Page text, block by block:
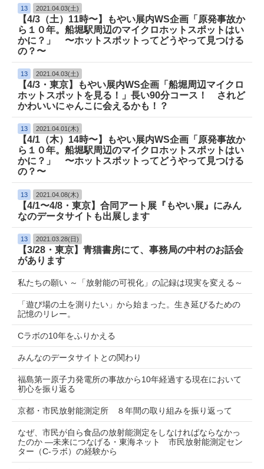
13 2021.04.03(土)
【4/3（土）11時〜】もやい展内WS企画「原発事故か
ら１０年。船堀駅周辺のマイクロホットスポットはい
かに？」 〜ホットスポットってどうやって見つける
の？〜
13 2021.04.03(土)
【4/3・東京】もやい展内WS企画「船堀周辺マイクロ
ホットスポットを見る！」長い90分コース！ されど
かわいいにゃんこに会えるかも！？
13 2021.04.01(木)
【4/1（木）14時〜】もやい展内WS企画「原発事故か
ら１０年。船堀駅周辺のマイクロホットスポットはい
かに？」 〜ホットスポットってどうやって見つける
の？〜
13 2021.04.08(木)
【4/1〜4/8・東京】合同アート展『もやい展』にみん
なのデータサイトも出展します
13 2021.03.28(日)
【3/28・東京】青猫書房にて、事務局の中村のお話会
があります
私たちの願い ～「放射能の可視化」の記録は現実を変える～
「遊び場の土を測りたい」から始まった。生き延びるための
記憶のリレー。
Cラボの10年をふりかえる
みんなのデータサイトとの関わり
福島第一原子力発電所の事故から10年経過する現在において
初心を振り返る
京都・市民放射能測定所 ８年間の取り組みを振り返って
なぜ、市民が自ら食品の放射能測定をしなければならなかっ
たのか ―未来につなげる・東海ネット 市民放射能測定セン
ター（C-ラボ）の経験から